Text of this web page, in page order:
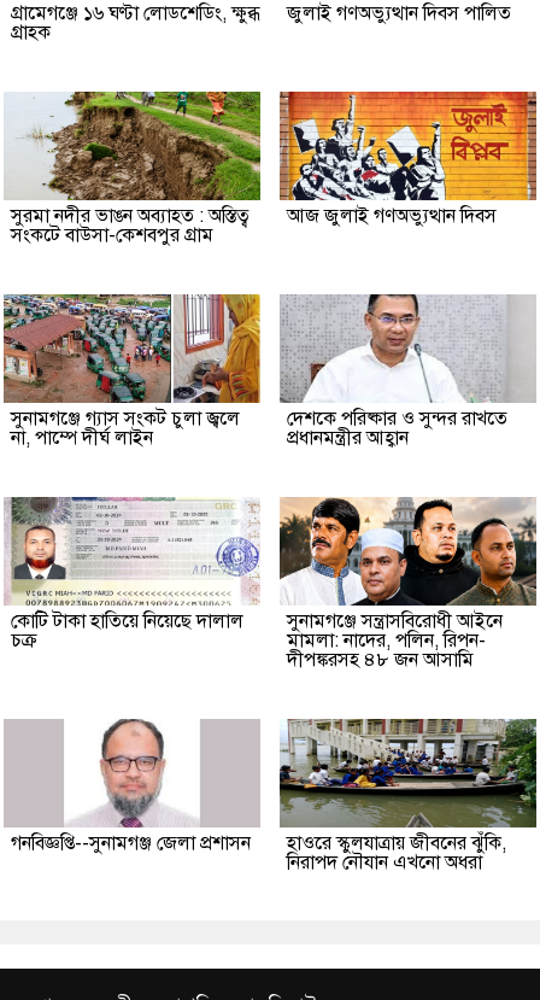
গ্রামেগঞ্জে ১৬ ঘণ্টা লোডশেডিং, ক্ষুব্ধ
গ্রাহক
জুলাই গণঅভ্যুত্থান দিবস পালিত
সুরমা নদীর ভাঙন অব্যাহত : অস্তিত্ব
সংকটে বাউসা-কেশবপুর গ্রাম
আজ জুলাই গণঅভ্যুত্থান দিবস
সুনামগঞ্জে গ্যাস সংকট চুলা জ্বলে
না, পাম্পে দীর্ঘ লাইন
দেশকে পরিষ্কার ও সুন্দর রাখতে
প্রধানমন্ত্রীর আহ্বান
কোটি টাকা হাতিয়ে নিয়েছে দালাল
চক্র
‎সুনামগঞ্জে সন্ত্রাসবিরোধী আইনে
মামলা: নাদের, পলিন, রিপন-
দীপঙ্করসহ ৪৮ জন আসামি
গনবিজ্ঞপ্তি--সুনামগঞ্জ জেলা প্রশাসন
হাওরে স্কুলযাত্রায় জীবনের ঝুঁকি,
নিরাপদ নৌযান এখনো অধরা